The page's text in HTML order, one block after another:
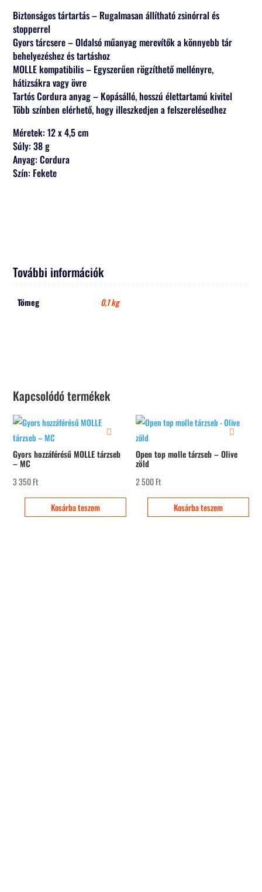
Biztonságos tártartás – Rugalmasan állítható zsinórral és
stopperrel
Gyors tárcsere – Oldalsó műanyag merevítők a könnyebb tár
behelyezéshez és tartáshoz
MOLLE kompatibilis – Egyszerűen rögzíthető mellényre,
hátizsákra vagy övre
Tartós Cordura anyag – Kopásálló, hosszú élettartamú kivitel
Több színben elérhető, hogy illeszkedjen a felszerelésedhez
Méretek: 12 x 4,5 cm
Súly: 38 g
Anyag: Cordura
Szín: Fekete
További információk
Tömeg 0,1 kg
Kapcsolódó termékek
Gyors hozzáférésű MOLLE tárzseb
– MC
3 350Ft
Kosárba teszem
Open top molle tárzseb – Olive
zöld
2 500Ft
Kosárba teszem